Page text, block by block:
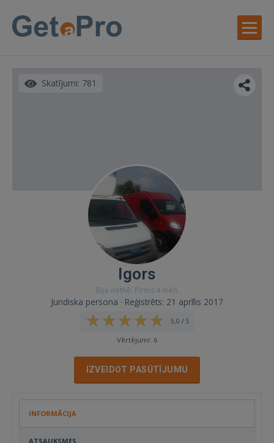
Skatījumi: 781
Igors
Bija vietnē: Pirms 4 mēn.
Juridiska persona · Reģistrēts: 21 aprīlis 2017
5,0 / 5
Vērtējumi: 6
IZVEIDOT PASŪTĪJUMU
INFORMĀCIJA
ATSAUKSMES